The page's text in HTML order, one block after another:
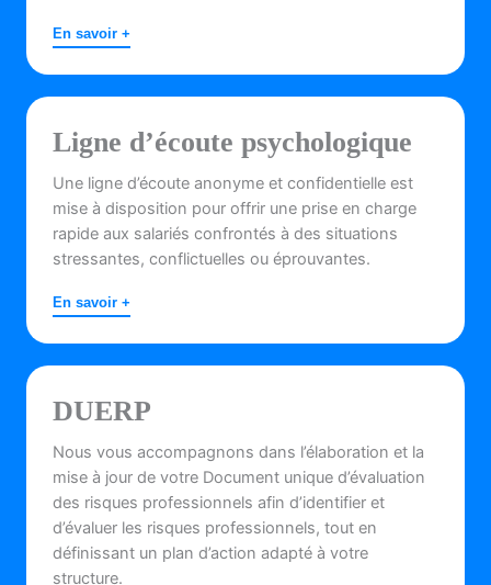
En savoir +
Ligne d’écoute psychologique
Une ligne d’écoute anonyme et confidentielle est
mise à disposition pour offrir une prise en charge
rapide aux salariés confrontés à des situations
stressantes, conflictuelles ou éprouvantes.
En savoir +
DUERP
Nous vous accompagnons dans l’élaboration et la
mise à jour de votre Document unique d’évaluation
des risques professionnels afin d’identifier et
d’évaluer les risques professionnels, tout en
définissant un plan d’action adapté à votre
structure.